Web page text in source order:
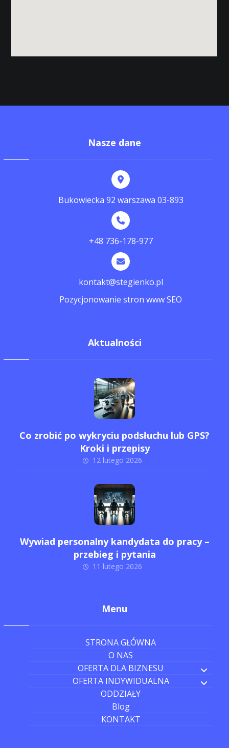
Nasze dane
Bukowiecka 92 warszawa 03-893
+48 736-178-977
kontakt@stegienko.pl
Pozycjonowanie stron www SEO
Aktualności
Co zrobić po wykryciu podsłuchu lub GPS?
Kroki i przepisy
12 lutego 2026
Wywiad personalny kandydata do pracy –
przebieg i pytania
11 lutego 2026
Menu
STRONA GŁÓWNA
O NAS
OFERTA DLA BIZNESU
OFERTA INDYWIDUALNA
ODDZIAŁY
Blog
KONTAKT